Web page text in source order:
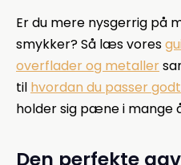
Er du mere nysgerrig på
smykker? Så læs vores
overflader og metaller
til hvordan du passer
holder sig pæne i mange
Den perfekte